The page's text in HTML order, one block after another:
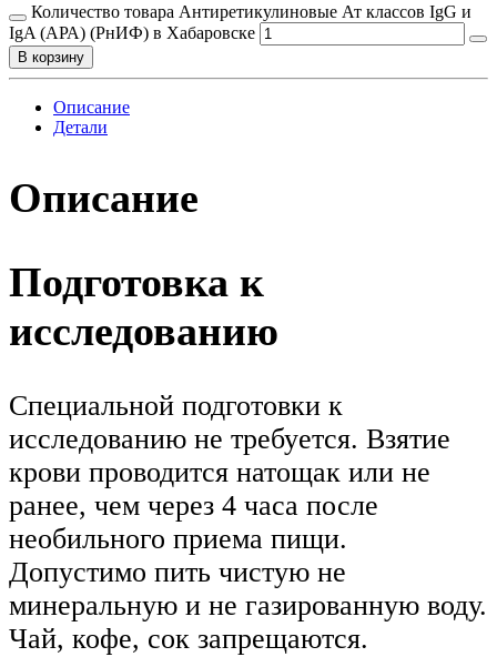
Количество товара Антиретикулиновые Ат классов IgG и
IgA (АРА) (РнИФ) в Хабаровске
В корзину
Описание
Детали
Описание
Подготовка к
исследованию
Специальной подготовки к
исследованию не требуется. Взятие
крови проводится натощак или не
ранее, чем через 4 часа после
необильного приема пищи.
Допустимо пить чистую не
минеральную и не газированную воду.
Чай, кофе, сок запрещаются.